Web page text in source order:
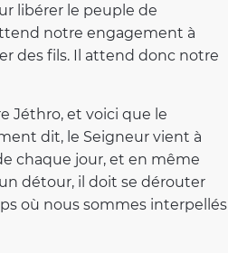
libérer le peuple de
notre engagement à
des fils. Il attend donc notre
Jéthro, et voici que le
dit, le Seigneur vient à
chaque jour, et en même
détour, il doit se dérouter
où nous sommes interpellés